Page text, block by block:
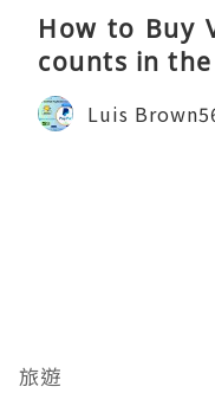
How to Buy
counts in the
Luis
旅遊